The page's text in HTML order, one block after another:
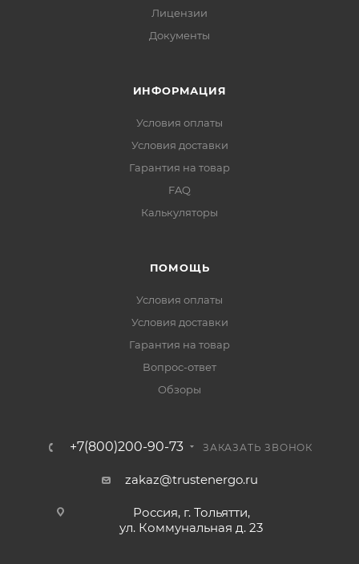
Лицензии
Документы
ИНФОРМАЦИЯ
Условия оплаты
Условия доставки
Гарантия на товар
FAQ
Калькуляторы
ПОМОЩЬ
Условия оплаты
Условия доставки
Гарантия на товар
Вопрос-ответ
Обзоры
+7(800)200-90-73 ЗАКАЗАТЬ ЗВОНОК
zakaz@trustenergo.ru
Россия, г. Тольятти,
ул. Коммунальная д. 23